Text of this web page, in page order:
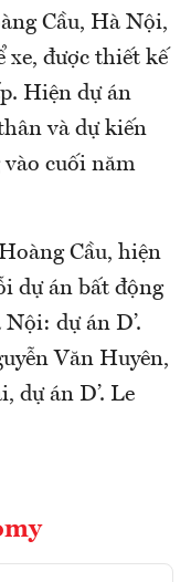
Cầu, Hà Nội,
xe, được thiết kế
Hiện dự án
và dự kiến
vào cuối năm
Cầu, hiện
dự án bất động
dự án D’.
Văn Huyên,
dự án D’. Le